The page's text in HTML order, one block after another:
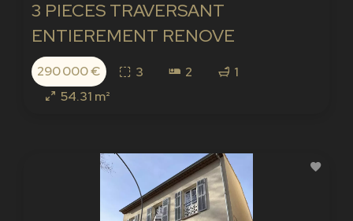
3 PIECES TRAVERSANT
ENTIEREMENT RENOVE
290 000 € 3 2
1
54.31 m²